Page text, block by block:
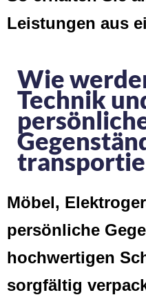
Leistungen aus
Wie
Technik
Möbel,
persönliche
hochwertigen
sorgfältig